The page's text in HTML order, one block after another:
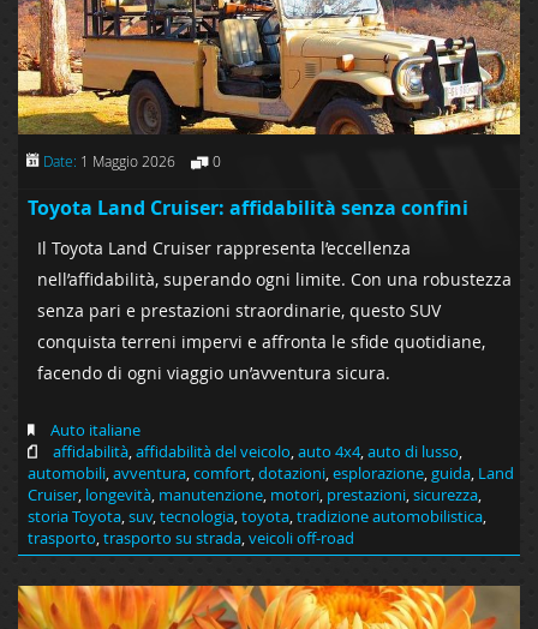
Date: 1 Maggio 2026 0
Toyota Land Cruiser: affidabilità senza confini
Il Toyota Land Cruiser rappresenta l’eccellenza
nell’affidabilità, superando ogni limite. Con una robustezza
senza pari e prestazioni straordinarie, questo SUV
conquista terreni impervi e affronta le sfide quotidiane,
facendo di ogni viaggio un’avventura sicura.
Auto italiane
affidabilità,affidabilità del veicolo,auto 4x4,auto di lusso,
automobili,avventura,comfort,dotazioni,esplorazione,guida, Land
Cruiser, longevità, manutenzione, motori, prestazioni,sicurezza,
storia Toyota,suv,tecnologia,toyota,tradizione automobilistica,
trasporto,trasporto su strada,veicoli off-road